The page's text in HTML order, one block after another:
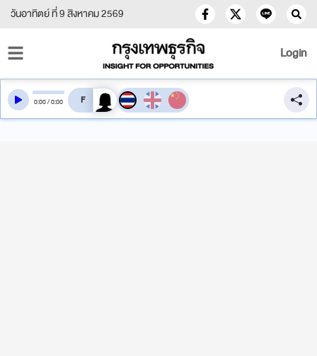
วันอาทิตย์ ที่ 9 สิงหาคม 2569
Login
0:00/0:00 สลับเสียงอ่าน